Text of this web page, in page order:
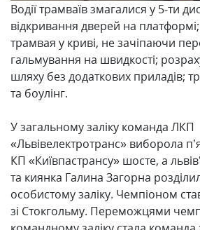
Водії трамваїв змагалися у 5-ти
відкривання дверей на
трамвая у криві, не зачіпаючи
гальмування на швидкості;
шляху без додаткових приладів;
та боулінг.
У загальному заліку команда ЛКП
«Львівелектротранс» виборола
КП «Київпастрансу» шосте, а
та киянка Галина Загорна
особистому заліку. Чемпіоном
зі Стокгольму. Переможцями